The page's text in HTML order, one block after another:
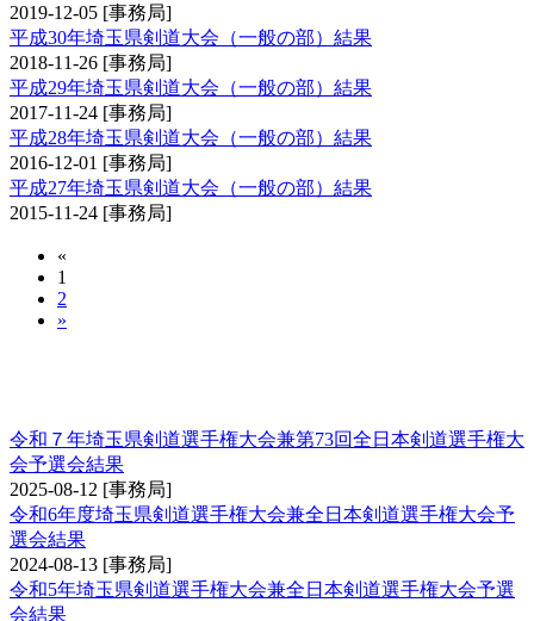
2019-12-05 [事務局]
平成30年埼玉県剣道大会（一般の部）結果
2018-11-26 [事務局]
平成29年埼玉県剣道大会（一般の部）結果
2017-11-24 [事務局]
平成28年埼玉県剣道大会（一般の部）結果
2016-12-01 [事務局]
平成27年埼玉県剣道大会（一般の部）結果
2015-11-24 [事務局]
«
1
2
»
令和７年埼玉県剣道選手権大会兼第73回全日本剣道選手権大
会予選会結果
2025-08-12 [事務局]
令和6年度埼玉県剣道選手権大会兼全日本剣道選手権大会予
選会結果
2024-08-13 [事務局]
令和5年埼玉県剣道選手権大会兼全日本剣道選手権大会予選
会結果